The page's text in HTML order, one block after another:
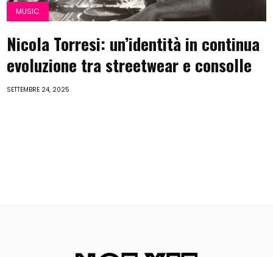
MUSIC
Nicola Torresi: un’identità in continua
evoluzione tra streetwear e consolle
SETTEMBRE 24, 2025